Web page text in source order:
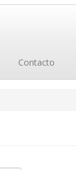
Contacto